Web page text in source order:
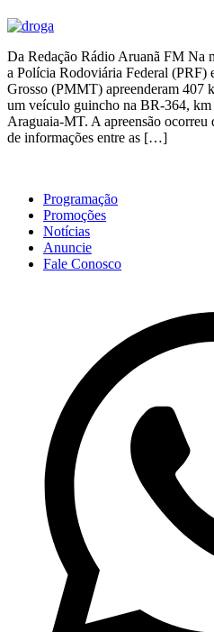
Da Redação Rádio Aruanã FM Na
a Polícia Rodoviária Federal
Grosso (PMMT) apreenderam 407
um veículo guincho na BR-364,
Araguaia-MT. A apreensão ocorreu
de informações entre as […]
Programação
Promoções
Notícias
Anuncie
Fale Conosco